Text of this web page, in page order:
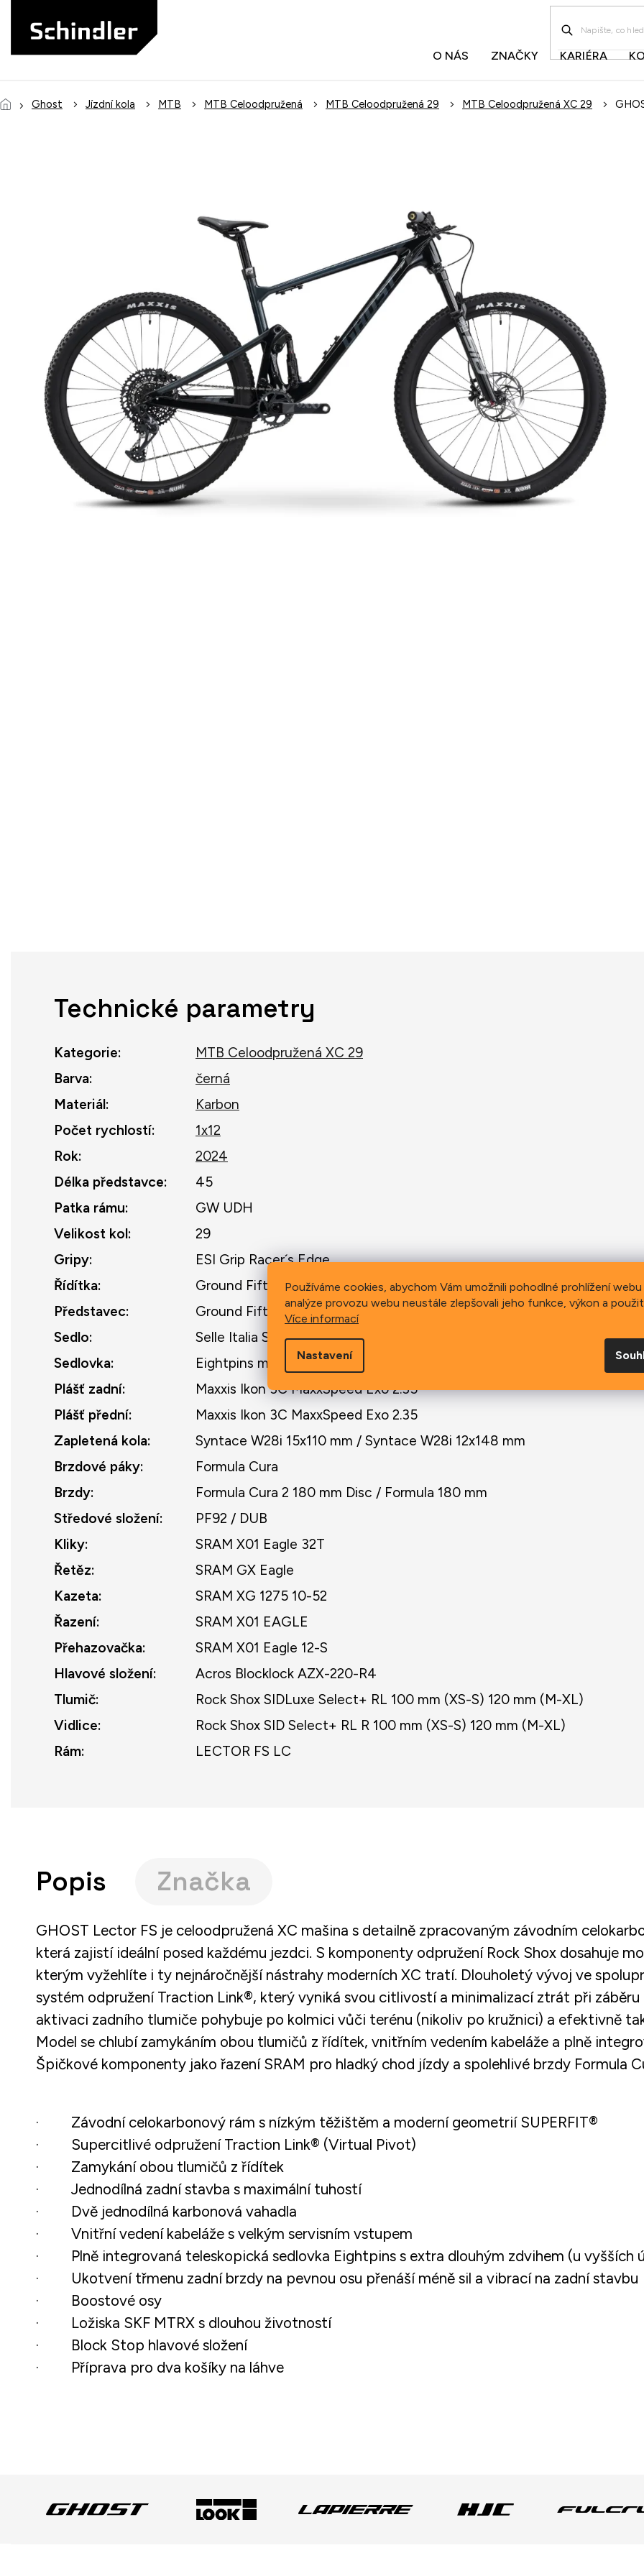
Používáme cookies, abychom Vám umožnili pohodlné prohlížení webu
analýze provozu webu neustále zlepšovali jeho funkce, výkon a
Více informací
Nastavení
O NÁS ZNAČKY KARIÉRA
Ghost Jízdní kola MTB MTB Celoodpružená MTB Celoodpružená 29 MTB Celoodpružená XC 29
Technické parametry
Kategorie:
MTB Celoodpružená XC 29
Barva:
černá
Materiál:
Karbon
Počet rychlostí:
1x12
Rok:
2024
Délka představce:
45
Patka rámu:
GW UDH
Velikost kol:
29
Gripy:
ESI Grip Racer´s Edge
Řídítka:
Ground Fiftyone Dia. 31.8 mm 700 mm (XS) 720 mm (S) 740 mm (M-L)
Představec:
Ground Fiftyone Dia. 31.8 mm
Sedlo:
Selle Italia SLR Boost
Sedlovka:
Eightpins mechanical 34.9 mm
Plášť zadní:
Maxxis Ikon 3C MaxxSpeed Exo 2.35
Plášť přední:
Maxxis Ikon 3C MaxxSpeed Exo 2.35
Zapletená kola:
Syntace W28i 15x110 mm / Syntace W28i 12x148 mm
Brzdové páky:
Formula Cura
Brzdy:
Formula Cura 2 180 mm Disc / Formula 180 mm
Středové složení:
PF92 / DUB
Kliky:
SRAM X01 Eagle 32T
Řetěz:
SRAM GX Eagle
Kazeta:
SRAM XG 1275 10-52
Řazení:
SRAM X01 EAGLE
Přehazovačka:
SRAM X01 Eagle 12-S
Hlavové složení:
Acros Blocklock AZX-220-R4
Tlumič:
Rock Shox SIDLuxe Select+ RL 100 mm (XS-S) 120 mm (M-XL)
Vidlice:
Rock Shox SID Select+ RL R 100 mm (XS-S) 120 mm (M-XL)
Rám: LECTOR FS LC
Popis Značka
GHOST Lector FS je celoodpružená XC mašina s detailně zpracovaným závodním
která zajistí ideální posed každému jezdci. S komponenty odpružení Rock Shox dosahuje
kterým vyžehlíte i ty nejnáročnější nástrahy moderních XC tratí. Dlouholetý vývoj ve
systém odpružení Traction Link®, který vyniká svou citlivostí a minimalizací ztrát při záběru
aktivaci zadního tlumiče pohybuje po kolmici vůči terénu (nikoliv po kružnici) a efektivně
Model se chlubí zamykáním obou tlumičů z řídítek, vnitřním vedením kabeláže a plně
Špičkové komponenty jako řazení SRAM pro hladký chod jízdy a spolehlivé brzdy Formula
· Závodní celokarbonový rám s nízkým těžištěm a moderní geometrií SUPERFIT®
· Supercitlivé odpružení Traction Link® (Virtual Pivot)
· Zamykání obou tlumičů z řídítek
· Jednodílná zadní stavba s maximální tuhostí
· Dvě jednodílná karbonová vahadla
· Vnitřní vedení kabeláže s velkým servisním vstupem
· Plně integrovaná teleskopická sedlovka Eightpins s extra dlouhým zdvihem (u vyšších
· Ukotvení třmenu zadní brzdy na pevnou osu přenáší méně sil a vibrací na zadní stavbu
· Boostové osy
· Ložiska SKF MTRX s dlouhou životností
· Block Stop hlavové složení
· Příprava pro dva košíky na láhve